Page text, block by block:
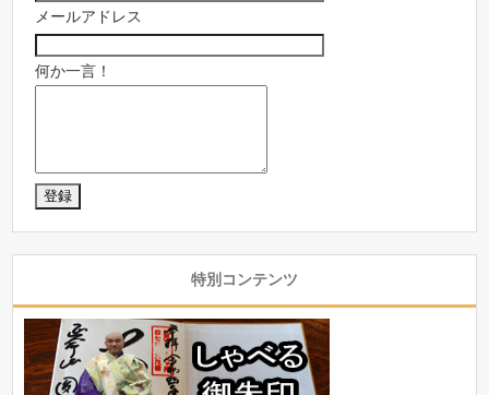
メールアドレス
何か一言！
特別コンテンツ